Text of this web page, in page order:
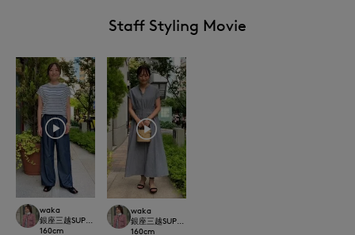
Staff Styling Movie
waka
銀座三越SUPERIOR CLOSET GINZA
160cm
waka
銀座三越SUPERIOR CLOSET GINZA
160cm